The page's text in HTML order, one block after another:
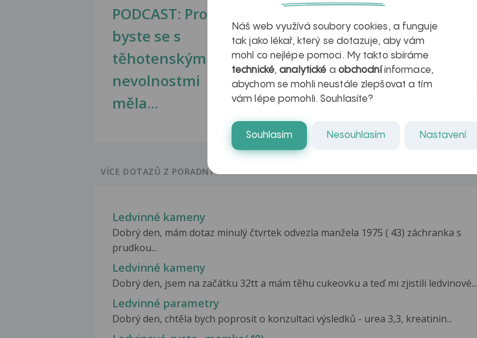
PODCAST: Proč
byste se s
těhotenskými
nevolnostmi
měla...
Ztukovatění
jater v datech a
obrazech
léčba
myastenie –
naděje pro ty,
kteří ji...
VÍCE DOTAZŮ Z PORADNY
Ledvinné kameny
Dobrý den, mám dotaz minulý čtvrtek odvezla manžela 1975 ( 43) záchranka s
prudkou...
Ledvinné kameny
Dobrý den, jsem na začátku 32tt a mám těhu cukeovku a teď mi zjistili ledvinové...
Ledvinné parametry
Dobrý den, chtěla bych poprosit o konzultaci výsledků - urea 3,3, kreatinin...
Náš web využívá soubory cookies, a funguje
tak jako lékař, který se dotazuje, aby vám
mohl co nejlépe pomoci. My takto sbíráme
technické,analytické a obchodníinformace,
abychom se mohli neustále zlepšovat a tím
vám lépe pomohli. Souhlasíte?
Souhlasím Nesouhlasím Nastavení